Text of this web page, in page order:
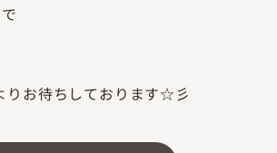
りお待ちしております☆彡